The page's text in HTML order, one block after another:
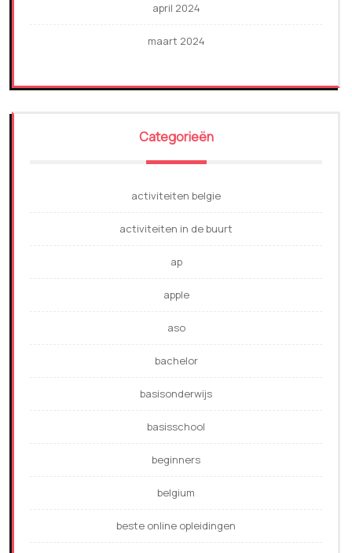
april 2024
maart 2024
Categorieën
activiteiten belgie
activiteiten in de buurt
ap
apple
aso
bachelor
basisonderwijs
basisschool
beginners
belgium
beste online opleidingen